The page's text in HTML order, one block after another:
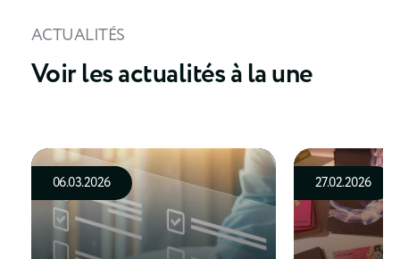
ACTUALITÉS
Voir les actualités à la une
06.03.2026 27.02.2026